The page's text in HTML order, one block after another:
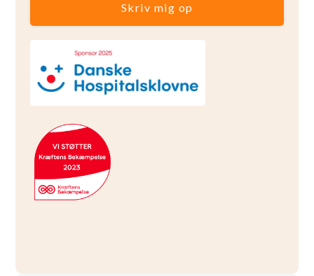
Skriv mig op